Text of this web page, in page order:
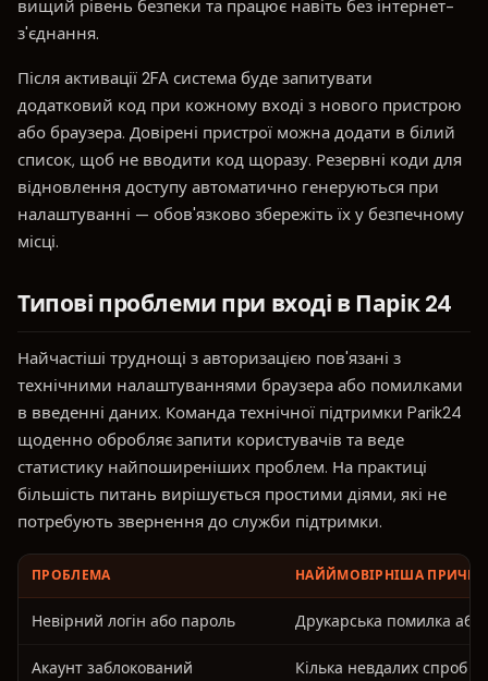
вищий рівень безпеки та працює навіть без інтернет-
з'єднання.
Після активації 2FA система буде запитувати
додатковий код при кожному вході з нового пристрою
або браузера. Довірені пристрої можна додати в білий
список, щоб не вводити код щоразу. Резервні коди для
відновлення доступу автоматично генеруються при
налаштуванні — обов'язково збережіть їх у безпечному
місці.
Типові проблеми при вході в Парік 24
Найчастіші труднощі з авторизацією пов'язані з
технічними налаштуваннями браузера або помилками
в введенні даних. Команда технічної підтримки Parik24
щоденно обробляє запити користувачів та веде
статистику найпоширеніших проблем. На практиці
більшість питань вирішується простими діями, які не
потребують звернення до служби підтримки.
ПРОБЛЕМА НАЙЙМОВІРНІША
Невірний логін або пароль Друкарська помилка або
Акаунт заблокований Кілька невдалих спроб